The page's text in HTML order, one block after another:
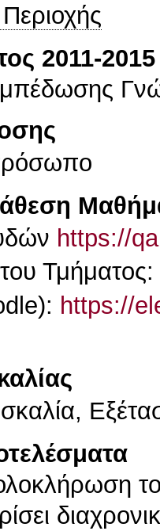
2011-2015
https://
Τμήματος:
https://